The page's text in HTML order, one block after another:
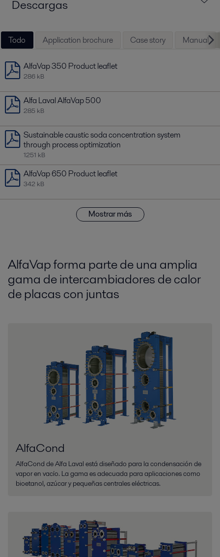
Descargas
Todo Application brochure Case story Manual
AlfaVap 350 Product leaflet
286 kB
Alfa Laval AlfaVap 500
285 kB
Sustainable caustic soda concentration system
through process optimization
1251 kB
AlfaVap 650 Product leaflet
342 kB
Mostrar más
AlfaVap forma parte de una amplia
gama de intercambiadores de calor
de placas con juntas
AlfaCond
AlfaCond de Alfa Laval está diseñado para la condensación de
vapor en vacío. La gama es adecuada para aplicaciones como
bioetanol, azúcar y pequeñas centrales eléctricas.